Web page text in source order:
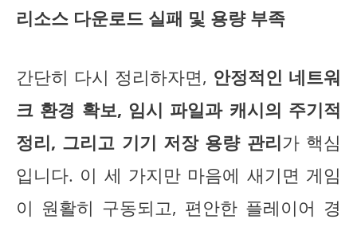
리소스 다운로드 실패 및 용량 부족
간단히 다시 정리하자면, 안정적인 네트워
크 환경 확보, 임시 파일과 캐시의 주기적
정리, 그리고 기기 저장 용량 관리가 핵심
입니다. 이 세 가지만 마음에 새기면 게임
이 원활히 구동되고, 편안한 플레이어 경